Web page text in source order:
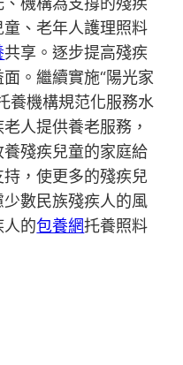
、老年人護理照料
共享。逐步提高殘疾
。繼續實施“陽光家
養機構規范化服務水
人提供養老服務，
殘疾兒童的家庭給
持，使更多的殘疾兒
數民族殘疾人的風
人的包養網托養照料